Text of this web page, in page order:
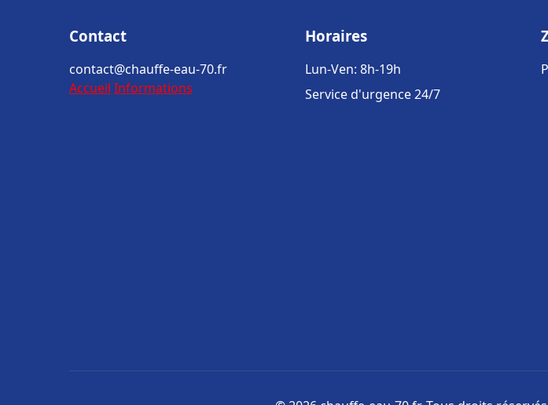
Contact
contact@chauffe-eau-70.fr
Accueil Informations
Horaires
Lun-Ven: 8h-19h
Service d'urgence 24/7